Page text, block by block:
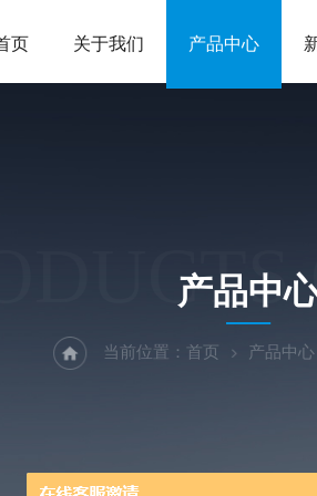
页 关于我们 产品中心
产品中
当前位置： 首页 产品中心